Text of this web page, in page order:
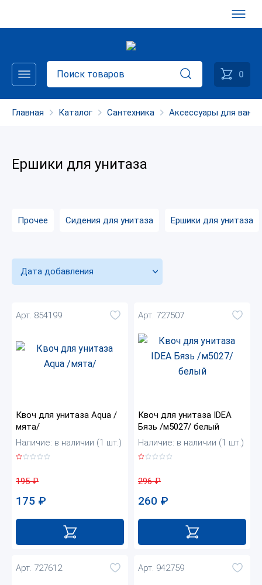
0
Главная Каталог Сантехника Аксессуары для
Ершики для унитаза
Прочее Сидения для унитаза Ершики для унитаза
Дата добавления
Арт. 854199
Квоч для унитаза Aqua /
мята/
Наличие: в наличии (1 шт.)
195₽
175 ₽
Арт. 727507
Квоч для унитаза IDEA
Бязь /м5027/ белый
Наличие: в наличии (1 шт.)
296₽
260 ₽
Арт. 727612 Арт. 942759